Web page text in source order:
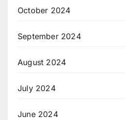
October 2024
September 2024
August 2024
July 2024
June 2024